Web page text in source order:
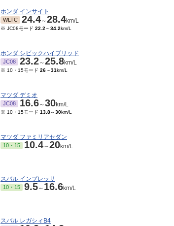
ホンダ インサイト
WLTC 24.4～28.4km/L
※ JC08モード 22.2 ～34.2km/L
ホンダ シビックハイブリッド
JC08 23.2～25.8km/L
※ 10・15モード 26～31km/L
マツダ デミオ
JC08 16.6～30km/L
※ 10・15モード 13.8～30km/L
マツダ ファミリアセダン
10・15 10.4～20km/L
スバル インプレッサ
10・15 9.5～ 16.6km/L
スバル レガシィB4